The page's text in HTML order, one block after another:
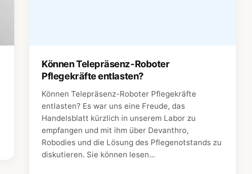
Können Telepräsenz-Roboter
Pflegekräfte entlasten?
Können Telepräsenz-Roboter Pflegekräfte
entlasten? Es war uns eine Freude, das
Handelsblatt kürzlich in unserem Labor zu
empfangen und mit ihm über Devanthro,
Robodies und die Lösung des Pflegenotstands zu
diskutieren. Sie können lesen...